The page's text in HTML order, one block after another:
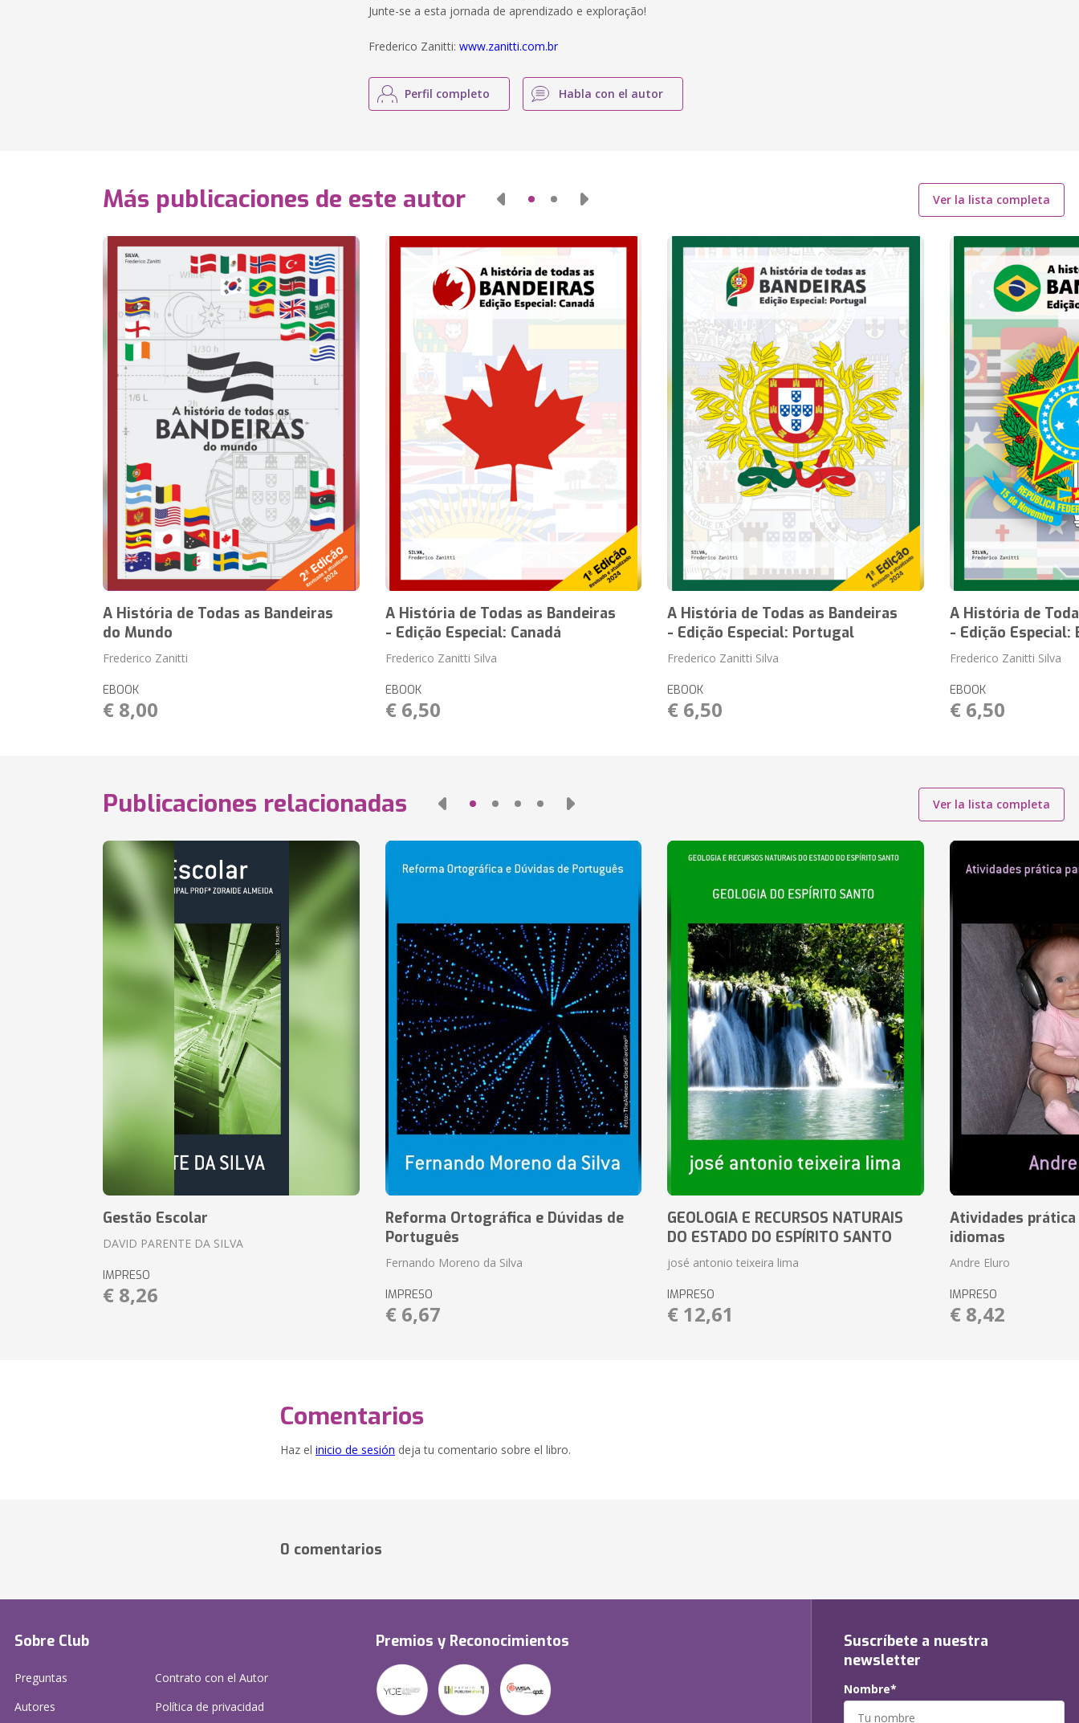
Junte-se a esta jornada de aprendizado e exploração!
Frederico Zanitti:www.zanitti.com.br
Perfil completo Habla con el autor
Más publicaciones de este autor Ver la lista completa
A História de Todas as Bandeiras
do Mundo
Frederico Zanitti
EBOOK
€ 8,00
A História de Todas as Bandeiras
- Edição Especial: Canadá
Frederico Zanitti Silva
EBOOK
€ 6,50
A História de Todas as Bandeiras
- Edição Especial: Portugal
Frederico Zanitti Silva
EBOOK
€ 6,50
A História de
- Edição Especial:
Frederico Zanitti Silva
EBOOK
€ 6,50
Publicaciones relacionadas Ver la lista completa
Gestão Escolar
DAVID PARENTE DA SILVA
IMPRESO
€ 8,26
Reforma Ortográfica e Dúvidas de
Português
Fernando Moreno da Silva
IMPRESO
€ 6,67
GEOLOGIA E RECURSOS NATURAIS
DO ESTADO DO ESPÍRITO SANTO
josé antonio teixeira lima
IMPRESO
€ 12,61
Atividades
idiomas
Andre Eluro
IMPRESO
€ 8,42
Comentarios
Haz el inicio de sesión deja tu comentario sobre el libro.
0 comentarios
Sobre Club
Preguntas
Autores
Contrato con el Autor
Política de privacidad
Premios y Reconocimientos
Suscríbete a nuestra
newsletter
Nombre*